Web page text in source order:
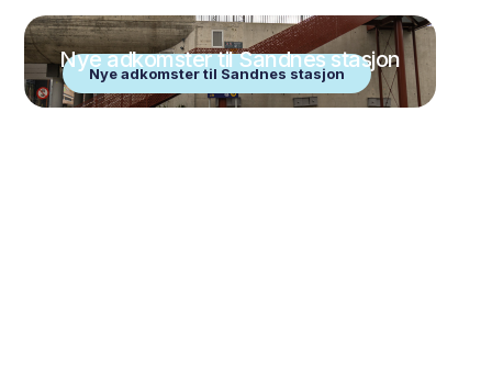
Nye adkomster til Sandnes stasjon
Nye adkomster til Sandnes stasjon